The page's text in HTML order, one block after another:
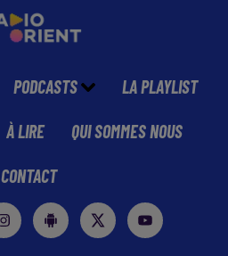
PODCASTS LA PLAYLIST
À LIRE QUI SOMMES NOUS
CONTACT